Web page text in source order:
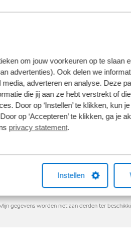
om jouw voorkeuren op te slaan
advertenties). Ook delen we
adverteren en analyse. Deze
die jij aan ze hebt verstrekt of
Door op ‘Instellen’ te klikken, kun
op ‘Accepteren’ te klikken, ga je
privacy statement.
Instellen
gegevens worden niet aan derden ter